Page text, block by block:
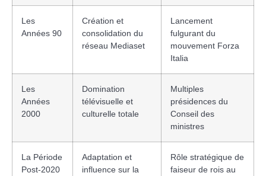
Les
Années 90
Création et
consolidation du
réseau Mediaset
Lancement
fulgurant du
mouvement Forza
Italia
Les
Années
2000
Domination
télévisuelle et
culturelle totale
Multiples
présidences du
Conseil des
ministres
La Période
Post-2020
Adaptation et
influence sur la
Rôle stratégique de
faiseur de rois au